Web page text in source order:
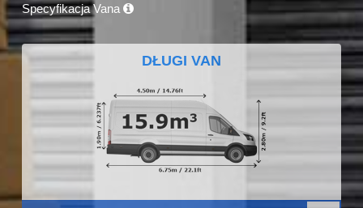
Specyfikacja Vana
DŁUGI VAN